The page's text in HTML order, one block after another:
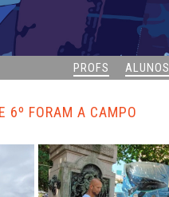
ALUNOS
PROFS
6º FORAM A CAMPO